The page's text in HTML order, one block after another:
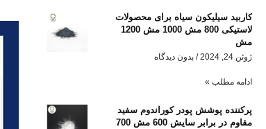
کاربید سیلیکون سیاه برای محصولات
لاستیکی 800 مش 1000 مش 1200
مش
ژوئن 24, 2024 بدون دیدگاه
ادامه مطلب »
پرکننده پوشش پودر کوراندوم سفید
مقاوم در برابر سایش 600 مش 700